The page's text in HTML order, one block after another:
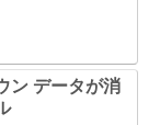
ン データが消